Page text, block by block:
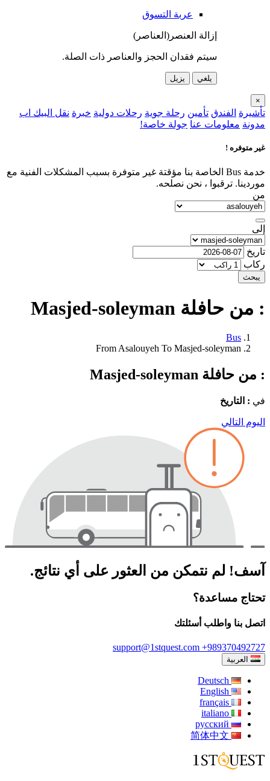
عربة التسوق
إزالة العنصر(العناصر)
سيتم فقدان الحجز والعناصر ذات الصلة.
يلغي يزيل
×
تأشيرة الفندق تأمين رحلة جوية رحلات دولية خبرة نقل البيك اب
مدونة معلومات عنا جولة خاصة!
غير متوفره !
خدمة Bus الخاصة بنا مؤقتة غير متوفرة بسبب المشكلات الفنية مع
موردينا. ترقبوا ، نحن نصلحه.
من
إلى
تاريخ
ركاب
يبحث
: من حافلة Masjed-soleyman
Bus
From Asalouyeh To Masjed-soleyman
: من حافلة Masjed-soleyman
في : التاريخ
اليوم التالي
آسف! لم نتمكن من العثور على أي نتائج.
تحتاج مساعدة؟
اتصل بنا واطلب أسئلتك
support@1stquest.com +989370492727
العربية